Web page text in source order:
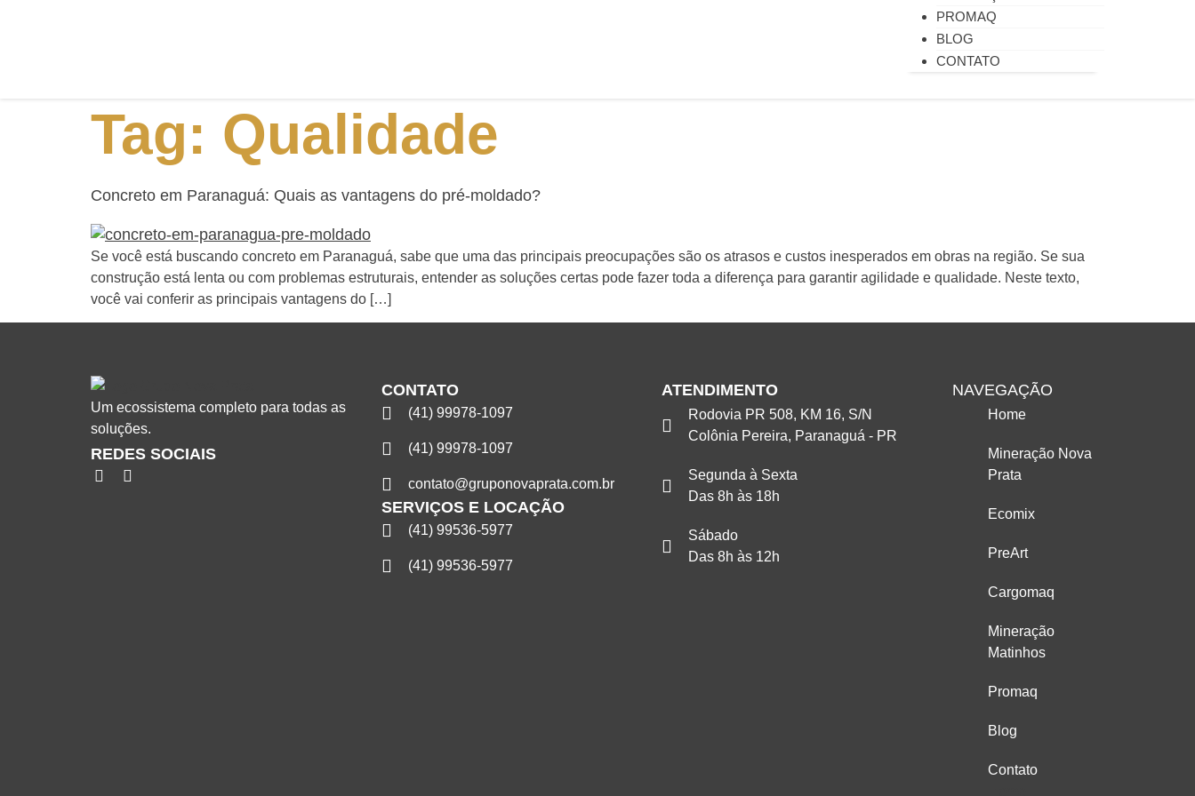
PROMAQ
BLOG
CONTATO
Tag: Qualidade
Concreto em Paranaguá: Quais as vantagens do pré-moldado?
Se você está buscando concreto em Paranaguá, sabe que uma das principais preocupações são os atrasos e custos inesperados em obras na região. Se sua
construção está lenta ou com problemas estruturais, entender as soluções certas pode fazer toda a diferença para garantir agilidade e qualidade. Neste texto,
você vai conferir as principais vantagens do […]
Um ecossistema completo para todas as
soluções.
REDES SOCIAIS
CONTATO
(41) 99978-1097
(41) 99978-1097
contato@gruponovaprata.com.br
SERVIÇOS E LOCAÇÃO
(41) 99536-5977
(41) 99536-5977
ATENDIMENTO
Rodovia PR 508, KM 16, S/N
Colônia Pereira, Paranaguá - PR
Segunda à Sexta
Das 8h às 18h
Sábado
Das 8h às 12h
NAVEGAÇÃO
Home
Mineração Nova
Prata
Ecomix
PreArt
Cargomaq
Mineração
Matinhos
Promaq
Blog
Contato